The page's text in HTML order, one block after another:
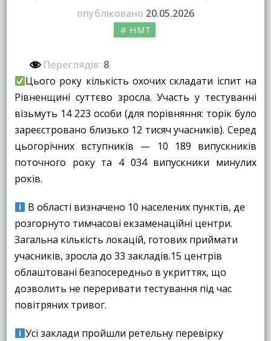
опубліковано 20.05.2026
НМТ
Переглядів: 8
Цього року кількість охочих складати іспит на
Рівненщині суттєво зросла. Участь у тестуванні
візьмуть 14 223 особи (для порівняння: торік було
зареєстровано близько 12 тисяч учасників). Серед
цьогорічних вступників — 10 189 випускників
поточного року та 4 034 випускники минулих
років.
В області визначено 10 населених пунктів, де
розгорнуто тимчасові екзаменаційні центри.
Загальна кількість локацій, готових приймати
учасників, зросла до 33 закладів.15 центрів
облаштовані безпосередньо в укриттях, що
дозволить не переривати тестування під час
повітряних тривог.
Усі заклади пройшли ретельну перевірку